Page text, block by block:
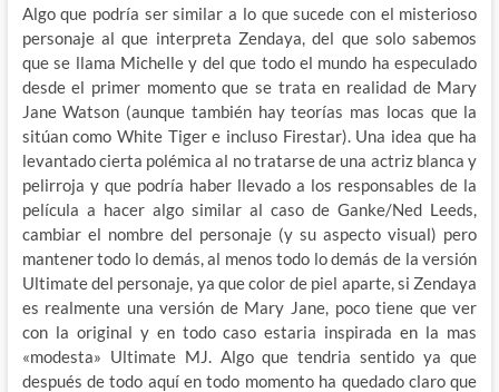
Algo que podría ser similar a lo que sucede con el misterioso
personaje al que interpreta Zendaya, del que solo sabemos
que se llama Michelle y del que todo el mundo ha especulado
desde el primer momento que se trata en realidad de Mary
Jane Watson (aunque también hay teorías mas locas que la
sitúan como White Tiger e incluso Firestar). Una idea que ha
levantado cierta polémica al no tratarse de una actriz blanca y
pelirroja y que podría haber llevado a los responsables de la
película a hacer algo similar al caso de Ganke/Ned Leeds,
cambiar el nombre del personaje (y su aspecto visual) pero
mantener todo lo demás, al menos todo lo demás de la versión
Ultimate del personaje, ya que color de piel aparte, si Zendaya
es realmente una versión de Mary Jane, poco tiene que ver
con la original y en todo caso estaria inspirada en la mas
«modesta» Ultimate MJ. Algo que tendria sentido ya que
después de todo aquí en todo momento ha quedado claro que